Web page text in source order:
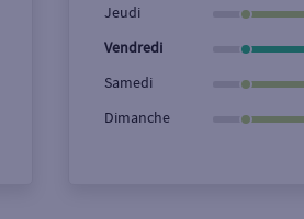
Jeudi
Vendredi
Samedi
Dimanche